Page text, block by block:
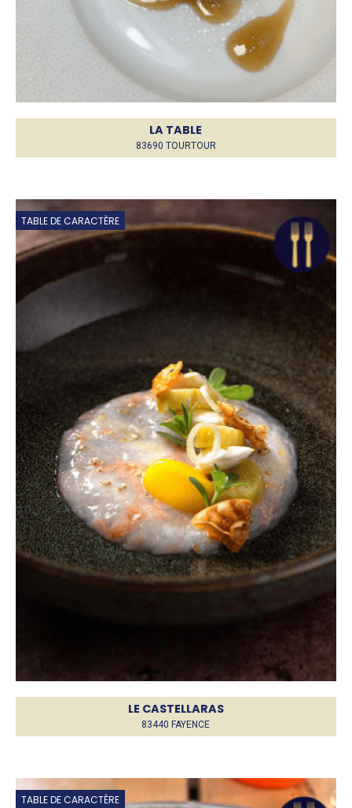
LA TABLE
83690 TOURTOUR
TABLE DE CARACTÈRE
LE CASTELLARAS
83440 FAYENCE
TABLE DE CARACTÈRE